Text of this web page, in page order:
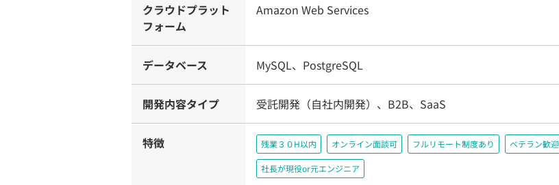
クラウドプラット
フォーム
Amazon Web Services
データベース MySQL、PostgreSQL
開発内容タイプ 受託開発（自社内開発）、B2B、SaaS
特徴 残業３０H以内 オンライン面談可 フルリモート制度あり ベテラン歓迎
社長が現役or元エンジニア